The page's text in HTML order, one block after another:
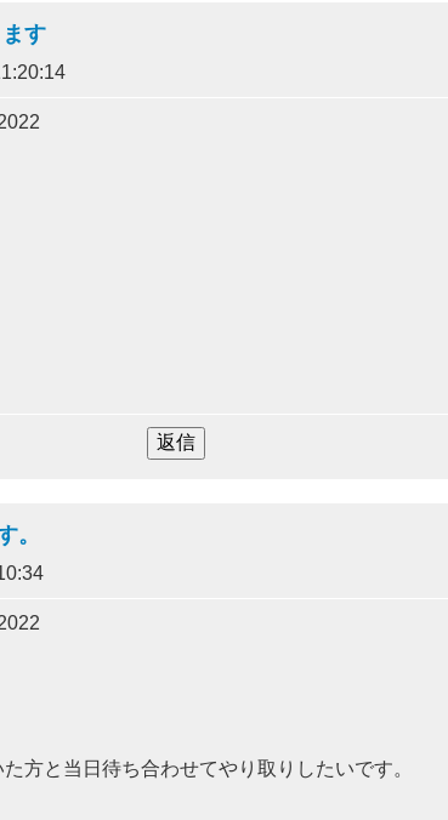
す
。
方と当日待ち合わせてやり取りしたいです。